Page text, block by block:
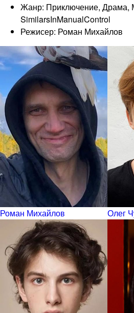
Жанр: Приключение, Драма,
SimilarsInManualControl
Режисер: Роман Михайлов
Роман Михайлов Олег